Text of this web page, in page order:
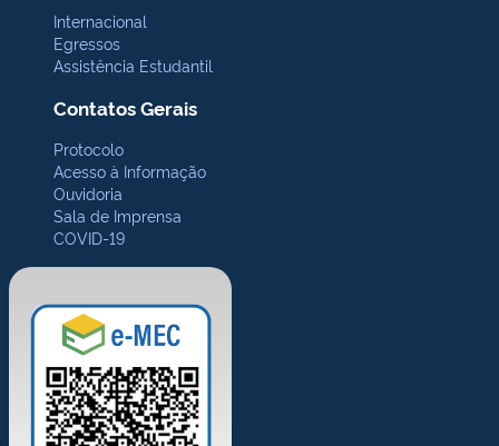
Internacional
Egressos
Assistência Estudantil
Contatos Gerais
Protocolo
Acesso à Informação
Ouvidoria
Sala de Imprensa
COVID-19